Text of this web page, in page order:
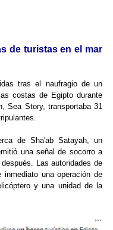
de turistas en el mar
tras el naufragio de un
costas de Egipto durante
Sea Story, transportaba 31
de Sha'ab Satayah, un
una señal de socorro a
Las autoridades de
inmediato una operación de
y una unidad de la